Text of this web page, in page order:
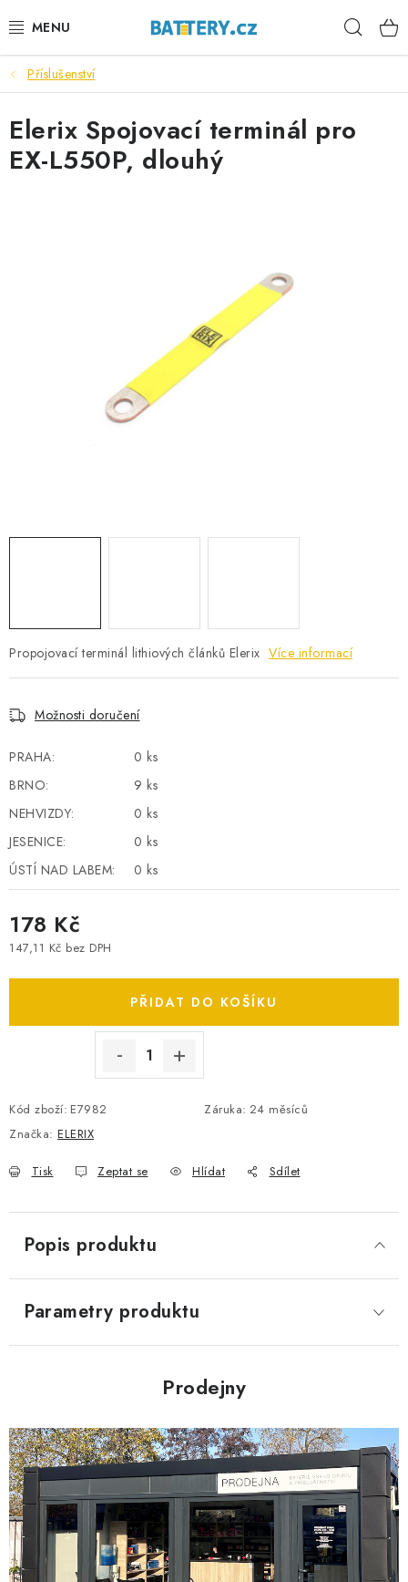
na
VÝHODNÉ SETY
SLUŽBY
AUTOBATERIE
BATERIOVÉ BOXY
POWERBANKY
STARTOVACÍ ZDROJE
BATERIE PRO NOUZOVÁ OSVĚTLENÍ
SPOTŘEBNÍ BATERIE
DOPRAVA ZDARMA
KONTAKTY
POŠTOVNÉ A DOPRAVA
KONFIGURÁTOR AUTOBATERIÍ
O NÁS
NÁVODY KE STAŽENÍ
Příslušenství
Propojovací terminál lithiových článků Elerix Více informací
Možnosti doručení
PRAHA:
0 ks
BRNO:
9 ks
NEHVIZDY:
0 ks
JESENICE:
0 ks
ÚSTÍ NAD LABEM:
0 ks
178 Kč
147,11 Kč bez DPH
PŘIDAT DO KOŠÍKU
Kód zboží: E7982 Záruka: 24 měsíců
Značka: ELERIX
Tisk Zeptat se Hlídat Sdílet
Elerix Spojovací terminál pro
EX-L550P, dlouhý
Popis produktu
Parametry produktu
Prodejny